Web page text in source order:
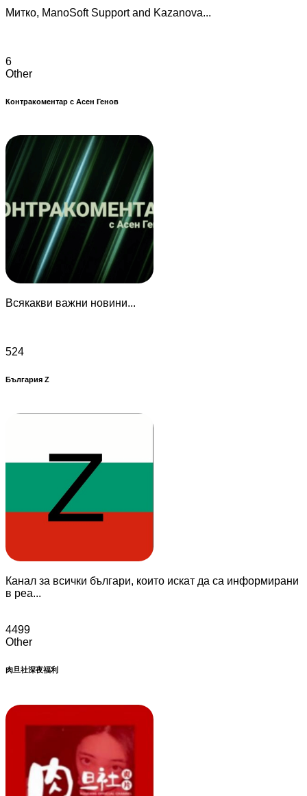
Митко, ManoSoft Support and Kazanova...
6
Other
Контракоментар с Асен Генов
Всякакви важни новини...
524
България Z
Канал за всички българи, които искат да са информирани
в реа...
4499
Other
肉旦社深夜福利